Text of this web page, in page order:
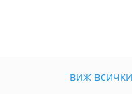
виж всички